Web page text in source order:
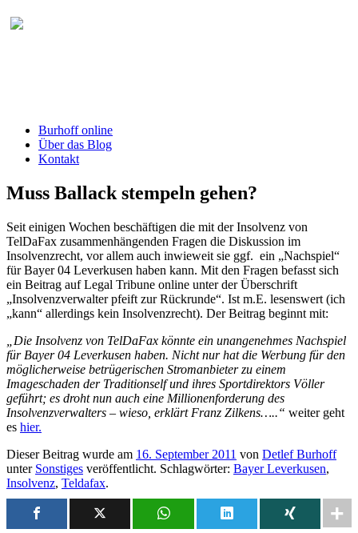
Burhoff online
Über das Blog
Kontakt
Muss Ballack stempeln gehen?
Seit einigen Wochen beschäftigen die mit der Insolvenz von
TelDaFax zusammenhängenden Fragen die Diskussion im
Insolvenzrecht, vor allem auch inwieweit sie ggf. ein „Nachspiel“
für Bayer 04 Leverkusen haben kann. Mit den Fragen befasst sich
ein Beitrag auf Legal Tribune online unter der Überschrift
„Insolvenzverwalter pfeift zur Rückrunde“. Ist m.E. lesenswert (ich
„kann“ allerdings kein Insolvenzrecht). Der Beitrag beginnt mit:
„Die Insolvenz von TelDaFax könnte ein unangenehmes Nachspiel
für Bayer 04 Leverkusen haben. Nicht nur hat die Werbung für den
möglicherweise betrügerischen Stromanbieter zu einem
Imageschaden der Traditionself und ihres Sportdirektors Völler
geführt; es droht nun auch eine Millionenforderung des
Insolvenzverwalters – wieso, erklärt Franz Zilkens…..“ weiter geht
es hier.
Dieser Beitrag wurde am 16. September 2011 von Detlef Burhoff
unter Sonstiges veröffentlicht. Schlagwörter: Bayer Leverkusen,
Insolvenz, Teldafax.